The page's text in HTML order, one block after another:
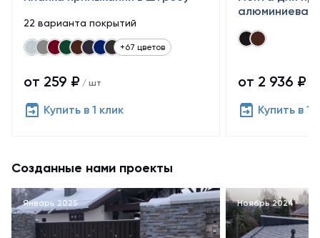
22 варианта покрытий
+67 цветов
от 259 ₽ / шт
Купить в 1 клик
алюминиевая
от 2 936 ₽
Купить в 1
Созданные нами проекты
Январь 2025 Ноябрь 2024